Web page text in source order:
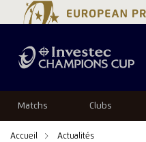
Matchs Clubs
Accueil Actualités
13